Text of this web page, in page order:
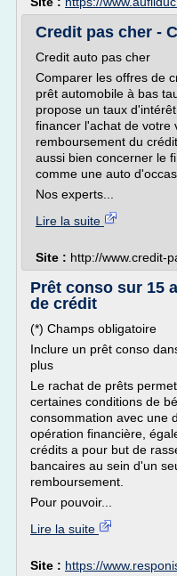
Credit pas cher -
Credit auto pas cher
Comparer les offres de
prêt automobile à bas
propose un taux
financer l'achat de votre
remboursement du
aussi bien concerner le
comme une auto
Nos experts...
Lire la suite
Site : http://www.credit-
Prêt conso sur 15
de crédit
(*) Champs obligatoire
Inclure un prêt conso
plus
Le rachat de prêts
certaines conditions de
consommation avec une
opération financière,
crédits a pour but de
bancaires au sein d'un
remboursement.
Pour pouvoir...
Lire la suite
Site : https://